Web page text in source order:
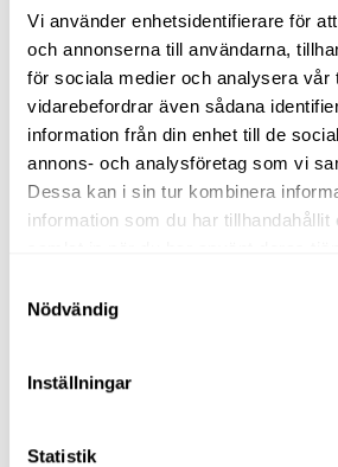
Vi använder enhetsidentifierare för
och annonserna till användarna,
för sociala medier och analysera vår
vidarebefordrar även sådana
information från din enhet till de
annons- och analysföretag som vi
Dessa kan i sin tur kombinera
information som du har tillhandahållit
Nödvändig
Inställningar
Statistik
Det är en etablerad modell inom
kan anpassas efter olika behov
Sammanfattning
Att arbeta med gemensamma
Genom tydlig struktur och
skapa bättre förutsättningar för